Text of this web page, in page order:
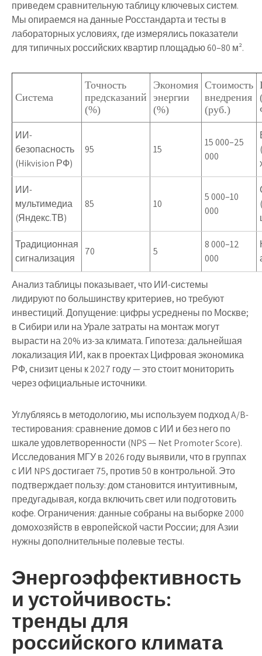
приведем сравнительную таблицу ключевых систем.
Мы опираемся на данные Росстандарта и тесты в
лабораторных условиях, где измерялись показатели
для типичных российских квартир площадью 60–80 м².
Система
Точность
предсказаний
(%)
Экономия
энергии
(%)
Стоимость
внедрения
(руб.)
ИИ-
безопасность
(Hikvision РФ)
95 15
15 000–25
000
ИИ-
мультимедиа
(Яндекс.ТВ)
85 10
5 000–10
000
Традиционная
сигнализация
70 5
8 000–12
000
Анализ таблицы показывает, что ИИ-системы
лидируют по большинству критериев, но требуют
инвестиций. Допущение: цифры усреднены по Москве;
в Сибири или на Урале затраты на монтаж могут
вырасти на 20% из-за климата. Гипотеза: дальнейшая
локализация ИИ, как в проектах Цифровая экономика
РФ, снизит цены к 2027 году — это стоит мониторить
через официальные источники.
Углубляясь в методологию, мы используем подход A/B-
тестирования: сравнение домов с ИИ и без него по
шкале удовлетворенности (NPS — Net Promoter Score).
Исследования МГУ в 2026 году выявили, что в группах
с ИИ NPS достигает 75, против 50 в контрольной. Это
подтверждает пользу: дом становится интуитивным,
предугадывая, когда включить свет или подготовить
кофе. Ограничения: данные собраны на выборке 2000
домохозяйств в европейской части России; для Азии
нужны дополнительные полевые тесты.
Энергоэффективность
и устойчивость:
тренды для
российского климата